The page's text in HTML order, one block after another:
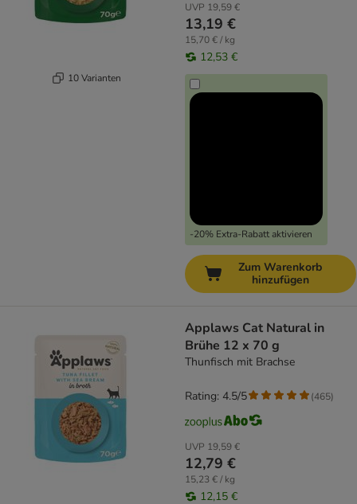
10 Varianten
UVP 19,59 €
13,19 €
15,70 € / kg
12,53 €
-20% Extra-Rabatt aktivieren
Zum Warenkorb
hinzufügen
Applaws Cat Natural in
Brühe 12 x 70 g
Thunfisch mit Brachse
UVP 19,59 €
12,79 €
15,23 € / kg
12,15 €
Rating: 4.5/5 (465)